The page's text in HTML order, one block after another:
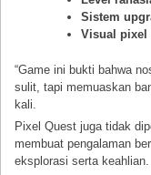
Sistem
Visual pixel
“Game ini bukti bahwa
sulit, tapi memuaskan
kali.
Pixel Quest juga tidak
membuat pengalaman
eksplorasi serta keahlian.